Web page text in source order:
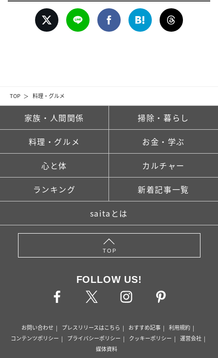
TOP 料理・グルメ
家族・人間関係 掃除・暮らし
料理・グルメ お金・学ぶ
心と体 カルチャー
ランキング 新着記事一覧
saitaとは
TOP
FOLLOW US!
お問い合わせ プレスリリースはこちら おすすめ記事
利用規約
コンテンツポリシー
プライバシーポリシー クッキーポリシー
運営会社
媒体資料